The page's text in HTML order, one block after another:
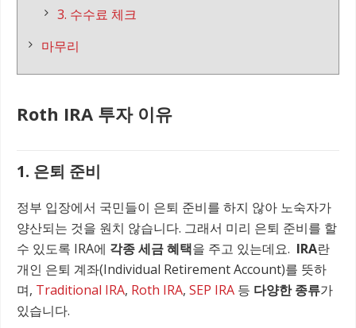
3. 수수료 체크
마무리
Roth IRA 투자 이유
1. 은퇴 준비
정부 입장에서 국민들이 은퇴 준비를 하지 않아 노숙자가
양산되는 것을 원치 않습니다. 그래서 미리 은퇴 준비를 할
수 있도록 IRA에 각종 세금 혜택을 주고 있는데요. IRA란
개인 은퇴 계좌(Individual Retirement Account)를 뜻하
며, Traditional IRA, Roth IRA, SEP IRA 등 다양한 종류가
있습니다.